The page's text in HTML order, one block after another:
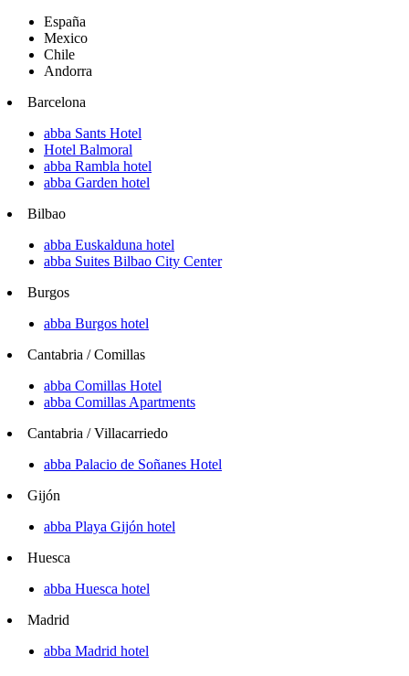
España
Mexico
Chile
Andorra
Barcelona
abba Sants Hotel
Hotel Balmoral
abba Rambla hotel
abba Garden hotel
Bilbao
abba Euskalduna hotel
abba Suites Bilbao City Center
Burgos
abba Burgos hotel
Cantabria / Comillas
abba Comillas Hotel
abba Comillas Apartments
Cantabria / Villacarriedo
abba Palacio de Soñanes Hotel
Gijón
abba Playa Gijón hotel
Huesca
abba Huesca hotel
Madrid
abba Madrid hotel